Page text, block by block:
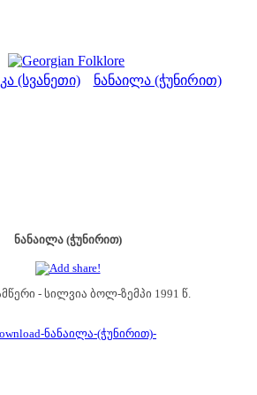
(სვანეთი) ნანაილა (ჭუნირით)
ნანაილა (ჭუნირით)
- სილვია ბოლ-ზემპი 1991 წ.